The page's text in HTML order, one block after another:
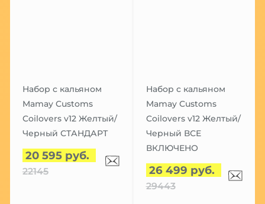
Набор с кальяном
Mamay Customs
Coilovers v12 Желтый/
Черный СТАНДАРТ
20 595 руб.
22145
Набор с кальяном
Mamay Customs
Coilovers v12 Желтый/
Черный ВСЕ
ВКЛЮЧЕНО
26 499 руб.
29443